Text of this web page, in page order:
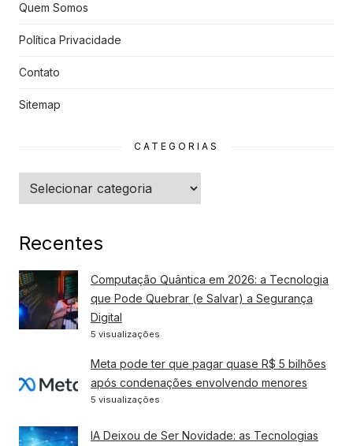
Quem Somos
Política Privacidade
Contato
Sitemap
CATEGORIAS
Categorias
Recentes
Computação Quântica em 2026: a Tecnologia
que Pode Quebrar (e Salvar) a Segurança
Digital
5 visualizações
Meta pode ter que pagar quase R$ 5 bilhões
após condenações envolvendo menores
5 visualizações
IA Deixou de Ser Novidade: as Tecnologias